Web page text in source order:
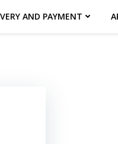
AND PAYMENT